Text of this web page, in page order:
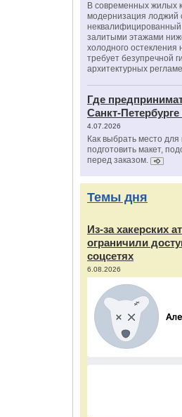
В современных жилых
модернизация лоджий
неквалифицированный
залитыми этажами
холодного
требует безупречной
архитектурных
Где
Санкт-
4.07.2026
Как выбрать место
подготовить макет,
перед заказом.
Темы дня
Из‑за хакерских
ограничили
соцсетях
6.08.2026